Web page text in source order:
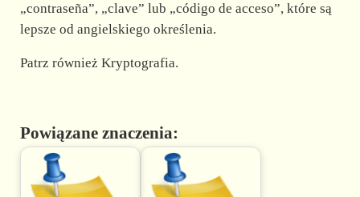
„contraseña”, „clave” lub „código de acceso”, które są
lepsze od angielskiego określenia.
Patrz również Kryptografia.
Powiązane znaczenia: